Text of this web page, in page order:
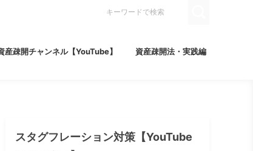
産疎開チャンネル【YouTube】 資産疎開法・実践編
スタグフレーション対策【YouTube